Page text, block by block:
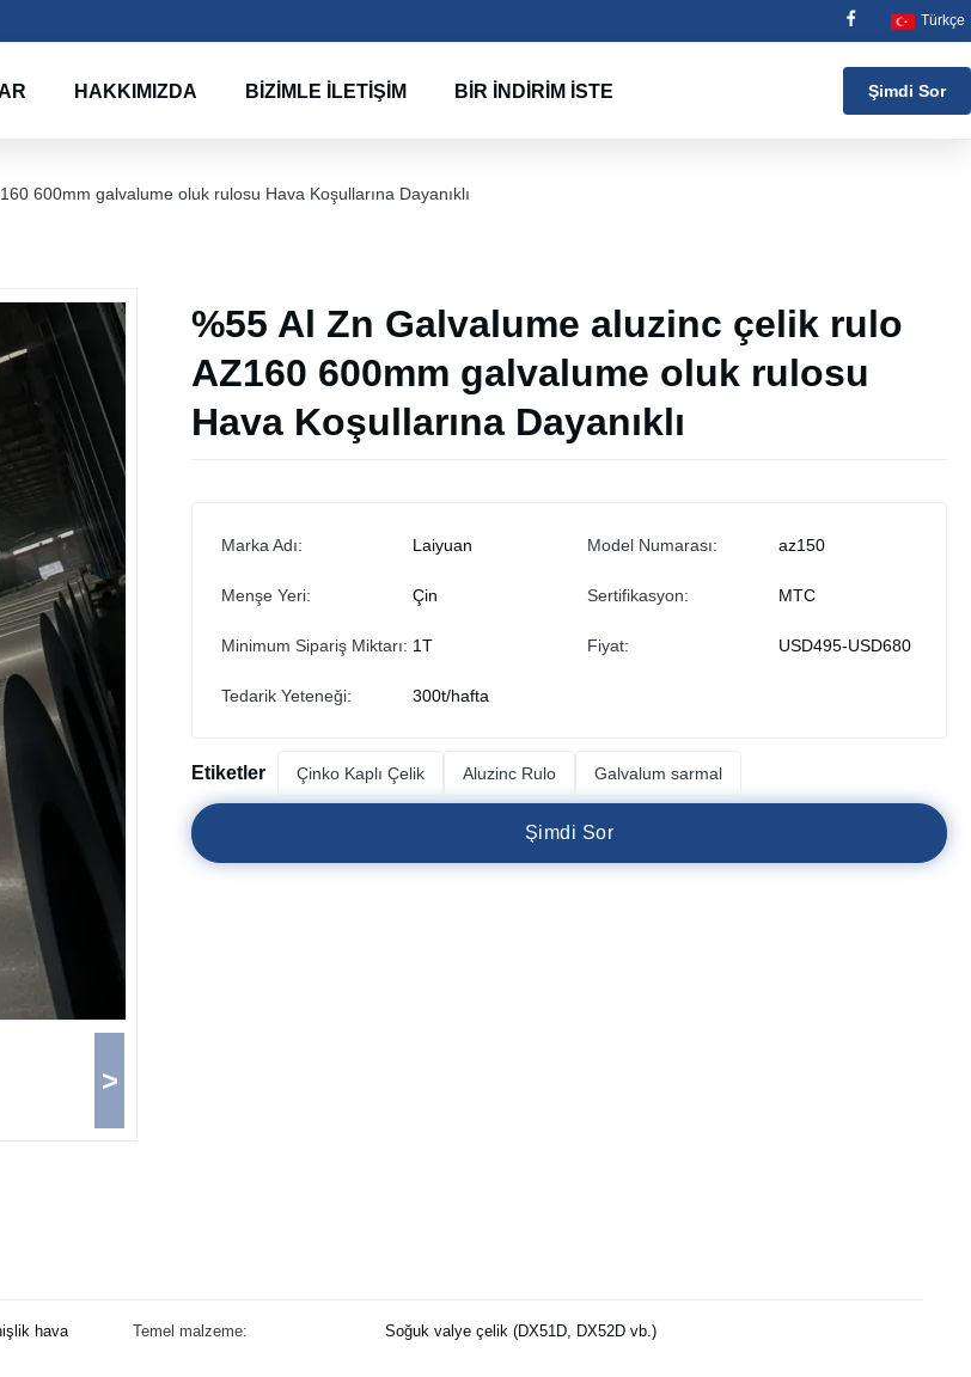
Türkçe
HAKKIMIZDA BIZIMLE İLETIŞIM BIR İNDIRIM İSTE Şimdi Sor
600mm galvalume oluk rulosu Hava Koşullarına Dayanıklı
>
%55 Al Zn Galvalume aluzinc çelik rulo
AZ160 600mm galvalume oluk rulosu
Hava Koşullarına Dayanıklı
Marka Adı: Laiyuan Model Numarası: az150
Menşe Yeri: Çin Sertifikasyon: MTC
Minimum Sipariş Miktarı: 1T Fiyat: USD495-USD680
Tedarik Yeteneği: 300t/hafta
Etiketler Çinko Kaplı Çelik Aluzinc Rulo Galvalum sarmal
Şimd i Sor
hava
Temel malzeme: Soğuk valye çelik (DX51D, DX52D vb.)